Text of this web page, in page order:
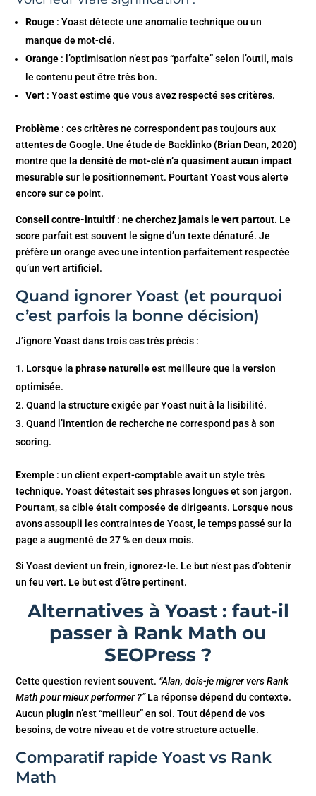
Rouge : Yoast détecte une anomalie technique ou un
manque de mot-clé.
Orange : l’optimisation n’est pas “parfaite” selon l’outil, mais
le contenu peut être très bon.
Vert : Yoast estime que vous avez respecté ses critères.
Problème : ces critères ne correspondent pas toujours aux
attentes de Google. Une étude de Backlinko (Brian Dean, 2020)
montre que la densité de mot-clé n’a quasiment aucun impact
mesurablesur le positionnement. Pourtant Yoast vous alerte
encore sur ce point.
Conseil contre-intuitif :ne cherchez jamais le vert partout. Le
score parfait est souvent le signe d’un texte dénaturé. Je
préfère un orange avec une intention parfaitement respectée
qu’un vert artificiel.
Quand ignorer Yoast (et pourquoi
c’est parfois la bonne décision)
J’ignore Yoast dans trois cas très précis :
Lorsque laphrase naturelleest meilleure que la version
optimisée.
Quand lastructureexigée par Yoast nuit à la lisibilité.
Quand l’intention de recherche ne correspond pas à son
scoring.
Exemple : un client expert-comptable avait un style très
technique. Yoast détestait ses phrases longues et son jargon.
Pourtant, sa cible était composée de dirigeants. Lorsque nous
avons assoupli les contraintes de Yoast, le temps passé sur la
page a augmenté de 27 % en deux mois.
Si Yoast devient un frein,ignorez-le. Le but n’est pas d’obtenir
un feu vert. Le but est d’être pertinent.
Alternatives à Yoast : faut-il
passer à Rank Math ou
SEOPress ?
Cette question revient souvent. “Alan, dois-je migrer vers Rank
Math pour mieux performer ?”La réponse dépend du contexte.
Aucunpluginn’est “meilleur” en soi. Tout dépend de vos
besoins, de votre niveau et de votre structure actuelle.
Comparatif rapide Yoast vs Rank
Math